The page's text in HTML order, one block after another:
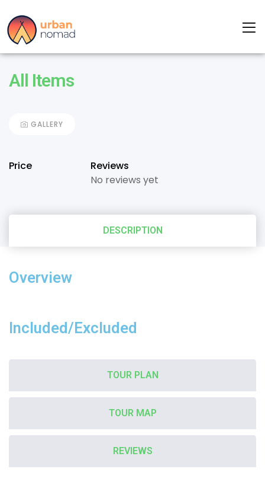
All Items
GALLERY
Price
Reviews
No reviews yet
DESCRIPTION
Overview
Included/Excluded
TOUR PLAN
TOUR MAP
REVIEWS